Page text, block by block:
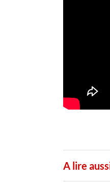
A lire